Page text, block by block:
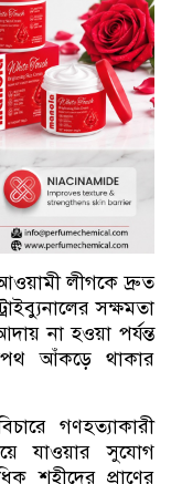
লীগকে দ্রুত
সক্ষমতা
না হওয়া পর্যন্ত
আঁকড়ে থাকার
গণহত্যাকারী
যাওয়ার সুযোগ
শহীদের প্রাণের